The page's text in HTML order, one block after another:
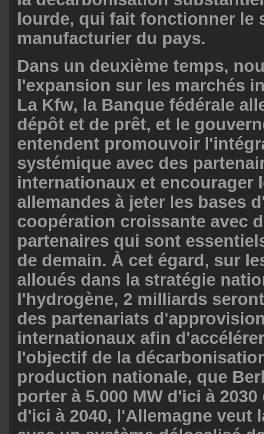
lourde, qui fait fonctionner le
manufacturier du pays.
Dans un deuxième temps,
l'expansion sur les marchés
La Kfw, la Banque fédérale
dépôt et de prêt, et le
entendent promouvoir
systémique avec des
internationaux et encourager
allemandes à jeter les bases
coopération croissante avec
partenaires qui sont
de demain. À cet égard, sur
alloués dans la stratégie
l'hydrogène, 2 milliards
des partenariats
internationaux afin
l'objectif de la
production nationale, que
porter à 5.000 MW d'ici à 2030
d'ici à 2040, l'Allemagne veut